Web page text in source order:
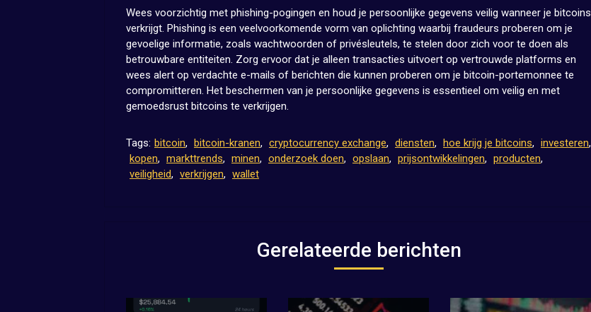
Wees voorzichtig met phishing-pogingen en houd je persoonlijke gegevens veilig wanneer je bitcoins
verkrijgt. Phishing is een veelvoorkomende vorm van oplichting waarbij fraudeurs proberen om je
gevoelige informatie, zoals wachtwoorden of privésleutels, te stelen door zich voor te doen als
betrouwbare entiteiten. Zorg ervoor dat je alleen transacties uitvoert op vertrouwde platforms en
wees alert op verdachte e-mails of berichten die kunnen proberen om je bitcoin-portemonnee te
compromitteren. Het beschermen van je persoonlijke gegevens is essentieel om veilig en met
gemoedsrust bitcoins te verkrijgen.
Tags: bitcoin, bitcoin-kranen, cryptocurrency exchange, diensten, hoe krijg je bitcoins, investeren,
kopen, markttrends, minen, onderzoek doen, opslaan, prijsontwikkelingen, producten,
veiligheid, verkrijgen, wallet
Gerelateerde berichten